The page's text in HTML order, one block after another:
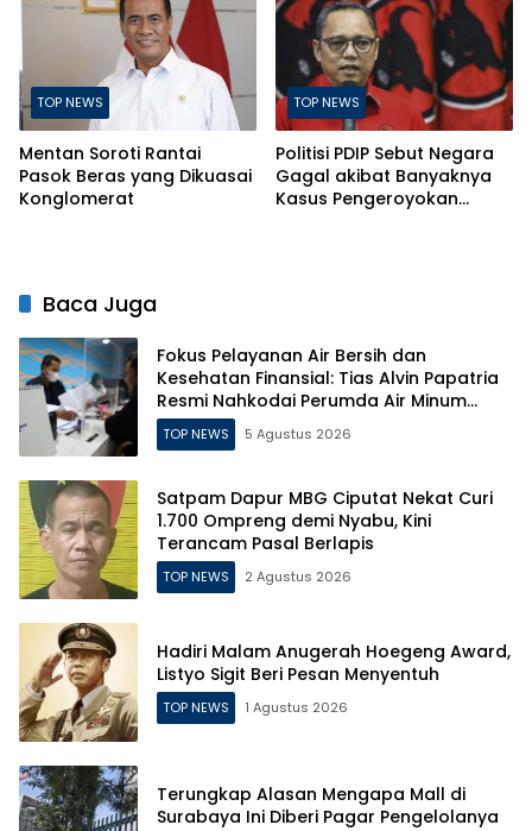
TOP NEWS
Mentan Soroti Rantai
Pasok Beras yang Dikuasai
Konglomerat
TOP NEWS
Politisi PDIP Sebut Negara
Gagal akibat Banyaknya
Kasus Pengeroyokan
Baca Juga
Fokus Pelayanan Air Bersih dan
Kesehatan Finansial: Tias Alvin Papatria
Resmi Nahkodai Perumda Air Minum
Surabaya
TOP NEWS 5 Agustus 2026
Satpam Dapur MBG Ciputat Nekat Curi
1.700 Ompreng demi Nyabu, Kini
Terancam Pasal Berlapis
TOP NEWS 2 Agustus 2026
Hadiri Malam Anugerah Hoegeng Award,
Listyo Sigit Beri Pesan Menyentuh
TOP NEWS 1 Agustus 2026
Terungkap Alasan Mengapa Mall di
Surabaya Ini Diberi Pagar Pengelolanya